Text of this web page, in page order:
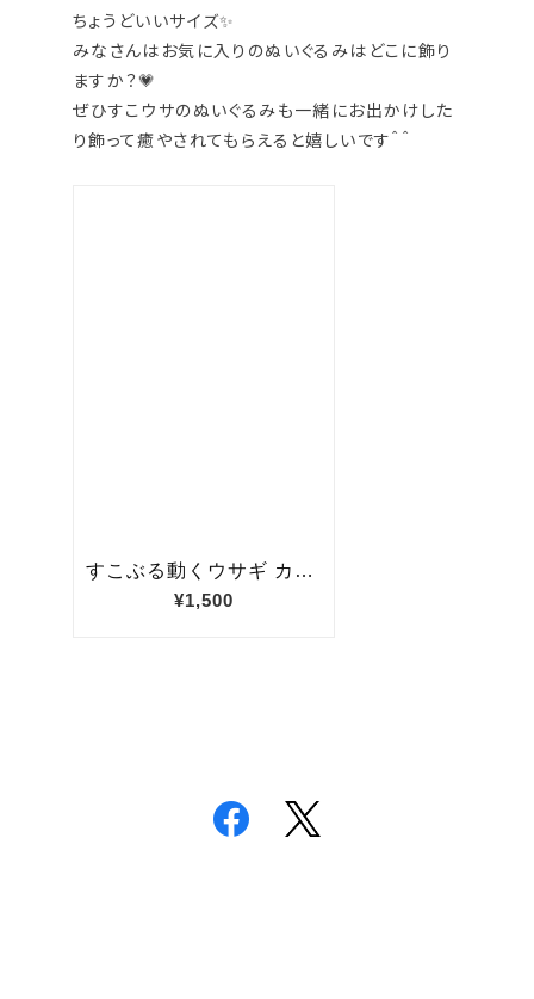
ちょうどいいサイズ✨
みなさんはお気に入りのぬいぐるみはどこに飾り
ますか？💗
ぜひすこウサのぬいぐるみも一緒にお出かけした
り飾って癒やされてもらえると嬉しいです＾＾